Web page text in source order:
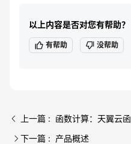
以上内容是否对您有帮助？
有帮助 没帮助
上一篇 : 函数计算：天翼云
下一篇 : 产品概述